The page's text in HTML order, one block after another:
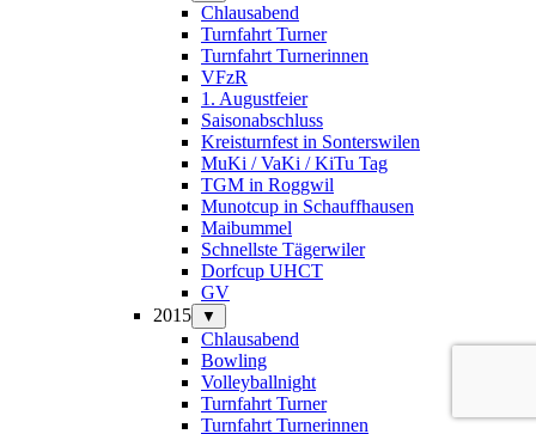
Chlausabend
Turnfahrt Turner
Turnfahrt Turnerinnen
VFzR
1. Augustfeier
Saisonabschluss
Kreisturnfest in Sonterswilen
MuKi / VaKi / KiTu Tag
TGM in Roggwil
Munotcup in Schauffhausen
Maibummel
Schnellste Tägerwiler
Dorfcup UHCT
GV
2015
▼
Chlausabend
Bowling
Volleyballnight
Turnfahrt Turner
Turnfahrt Turnerinnen